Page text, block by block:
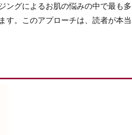
ングによるお肌の悩みの中で最も多
す。このアプローチは、読者が本当